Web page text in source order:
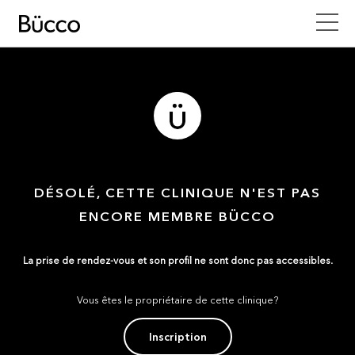
DÉSOLÉ, CETTE CLINIQUE N'EST PAS
ENCORE MEMBRE BÜCCO
La prise de rendez-vous et son profil ne sont donc pas accessibles.
Vous êtes le propriétaire de cette clinique?
Inscription